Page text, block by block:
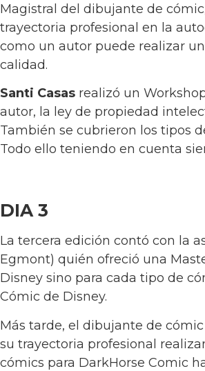
Magistral del dibujante de
trayectoria profesional en la
como un autor puede realizar
calidad.
Santi Casas realizó un
autor, la ley de propiedad
También se cubrieron los tipos
Todo ello teniendo en cuenta
DIA 3
La tercera edición contó con la
Egmont) quién ofreció una
Disney sino para cada tipo de
Cómic de Disney.
Más tarde, el dibujante de cómic
su trayectoria profesional
cómics para DarkHorse Comic